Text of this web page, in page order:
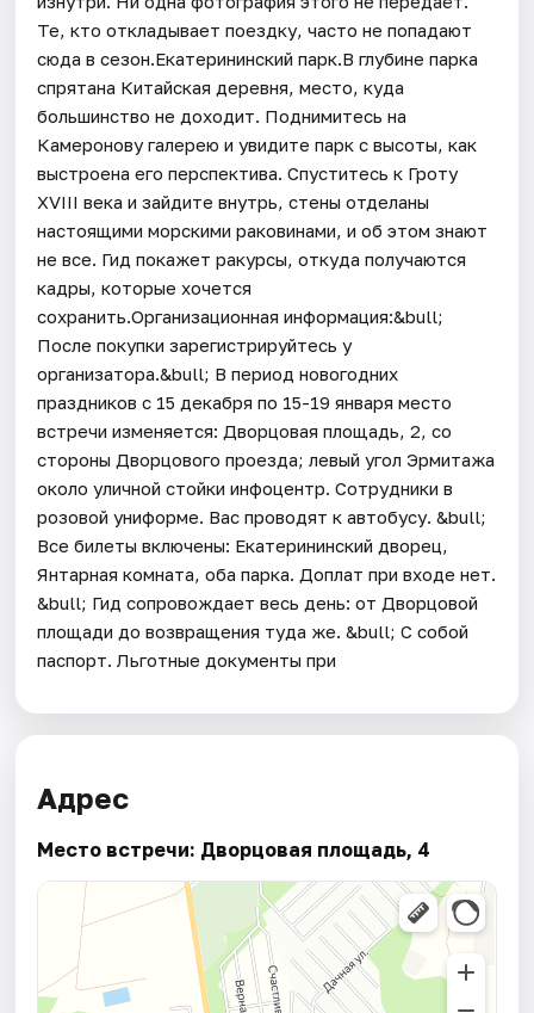
Те, кто откладывает поездку, часто не попадают
сюда в сезон.Екатерининский парк.В глубине парка
спрятана Китайская деревня, место, куда
большинство не доходит. Поднимитесь на
Камеронову галерею и увидите парк с высоты, как
выстроена его перспектива. Спуститесь к Гроту
XVIII века и зайдите внутрь, стены отделаны
настоящими морскими раковинами, и об этом знают
не все. Гид покажет ракурсы, откуда получаются
кадры, которые хочется
сохранить.Организационная информация:&bull;
После покупки зарегистрируйтесь у
организатора.&bull; В период новогодних
праздников с 15 декабря по 15-19 января место
встречи изменяется: Дворцовая площадь, 2, со
стороны Дворцового проезда; левый угол Эрмитажа
около уличной стойки инфоцентр. Сотрудники в
розовой униформе. Вас проводят к автобусу. &bull;
Все билеты включены: Екатерининский дворец,
Янтарная комната, оба парка. Доплат при входе нет.
&bull; Гид сопровождает весь день: от Дворцовой
площади до возвращения туда же. &bull; С собой
паспорт. Льготные документы при
Адрес
Место встречи: Дворцовая площадь, 4